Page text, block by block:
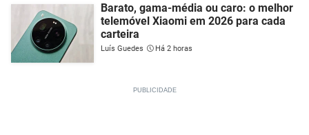
Barato, gama-média ou caro: o melhor
telemóvel Xiaomi em 2026 para cada
carteira
Luís Guedes Há 2 horas